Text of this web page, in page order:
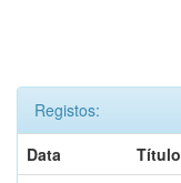
Registos:
Data
Título